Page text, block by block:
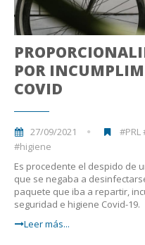
POR
COVID
27/09/2021
#higiene
Es procedente el despido de
que se negaba a
paquete que iba a repartir,
seguridad e higiene Covid-19.
Leer más...